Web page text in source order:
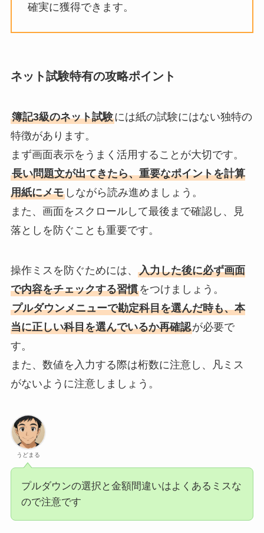
確実に獲得できます。
ネット試験特有の攻略ポイント
簿記3級のネット試験には紙の試験にはない独特の
特徴があります。
まず画面表示をうまく活用することが大切です。
長い問題文が出てきたら、重要なポイントを計算
用紙にメモしながら読み進めましょう。
また、画面をスクロールして最後まで確認し、見
落としを防ぐことも重要です。
操作ミスを防ぐためには、 入力した後に必ず画面
で内容をチェックする習慣をつけましょう。
プルダウンメニューで勘定科目を選んだ時も、本
当に正しい科目を選んでいるか再確認が必要で
す。
また、数値を入力する際は桁数に注意し、凡ミス
がないように注意しましょう。
うどまる
プルダウンの選択と金額間違いはよくあるミスな
ので注意です